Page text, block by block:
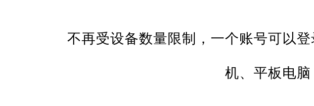
不再受设备数量限制，一个账号可以
机、平板电